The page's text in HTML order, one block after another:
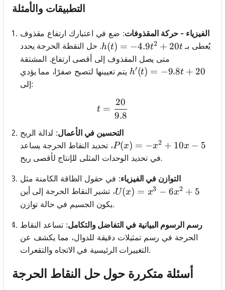
التطبيقات والأمثلة
الفيزياء - حركة المقذوفات: ضع في اعتبارك ارتفاع مقذوف
يُعطى بـh(t) = -4.9t^2 + 20t
h(t) = −4.9t2 + 20t
. حل النقطة الحرجة يحدد
متى يصل المقذوف إلى أقصى ارتفاع. المشتقة
h'(t) = -9.8t + 20
h′(t) = −9.8t + 20
يتم تعيينها لتصبح صفرًا، مما يؤدي
إلى:
t = \frac{20}{9.8}
t =
9.8
20
التحسين في الأعمال: لدالة الربح
P(x) = -x^2 + 10x - 5
P(x) = −x2 + 10x − 5
، تحديد النقاط الحرجة يساعد
في تحديد الوحدات المثلى للإنتاج لأقصى ربح.
التوازن في الفيزياء: في حقول الطاقة الكامنة مثل
U(x) = x^3 - 6x^2 + 5
U(x) = x3 − 6x2 + 5
، تشير النقاط الحرجة إلى أين
يكون الجسيم في حالة توازن.
رسم الرسوم البيانية في التفاضل والتكامل: تساعد النقاط
الحرجة في رسم تمثيلات دقيقة للدوال، مما يكشف عن
التغييرات الرئيسية في الاتجاه والتقعرات.
أسئلة متكررة حول حل النقاط الحرجة